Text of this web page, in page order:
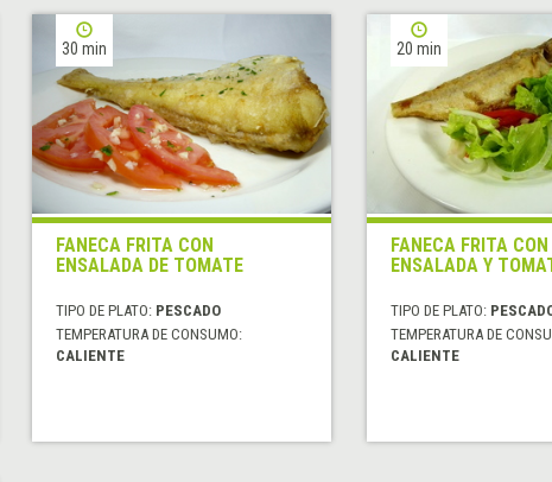
30 min
FANECA FRITA CON
ENSALADA DE TOMATE
TIPO DE PLATO: PESCADO
TEMPERATURA DE CONSUMO:
CALIENTE
20 min
FANECA FRITA CON
ENSALADA Y
TIPO DE PLATO:
TEMPERATURA DE
CALIENTE